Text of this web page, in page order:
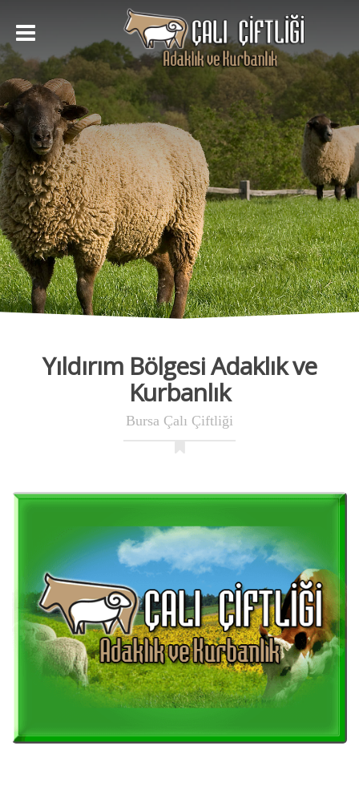
Yıldırım Bölgesi Adaklık ve
Kurbanlık
Bursa Çalı Çiftliği